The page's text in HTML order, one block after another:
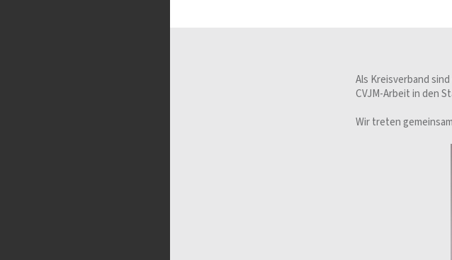
Als Kreisverband
CVJM-Arbeit in den
Wir treten